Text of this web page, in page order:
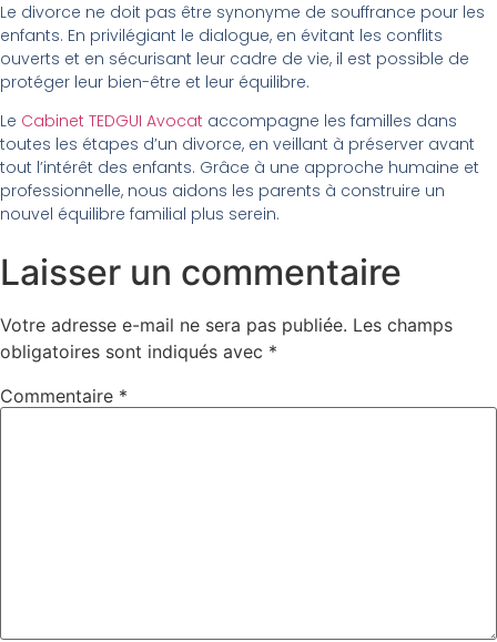
Le divorce ne doit pas être synonyme de souffrance pour les
enfants. En privilégiant le dialogue, en évitant les conflits
ouverts et en sécurisant leur cadre de vie, il est possible de
protéger leur bien-être et leur équilibre.
Le Cabinet TEDGUI Avocat accompagne les familles dans
toutes les étapes d’un divorce, en veillant à préserver avant
tout l’intérêt des enfants. Grâce à une approche humaine et
professionnelle, nous aidons les parents à construire un
nouvel équilibre familial plus serein.
Laisser un commentaire
Votre adresse e-mail ne sera pas publiée. Les champs
obligatoires sont indiqués avec *
Commentaire *